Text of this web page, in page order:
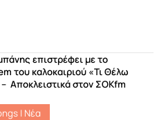
επιστρέφει με το
του καλοκαιριού «Τι Θέλω
Αποκλειστικά στον ΣΟΚfm
| Νέα